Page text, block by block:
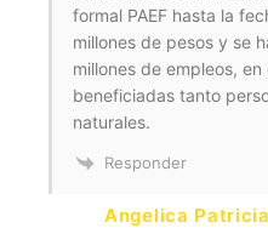
formal PAEF hasta la
millones de pesos y se
millones de empleos,
beneficiadas tanto
naturales.
Responder
Angelica